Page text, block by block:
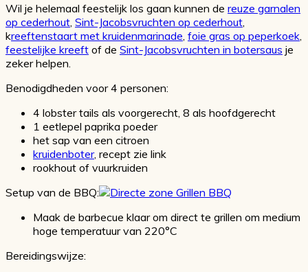
Wil je helemaal feestelijk los gaan kunnen de reuze garnalen
op cederhout Sint-Jacobsvruchten op cederhout
kreeftenstaart met kruidenmarinade foie gras op peperkoek
feestelijke kreeft of de Sint-Jacobsvruchten in botersaus je
zeker helpen.
Benodigdheden voor 4 personen:
4 lobster tails als voorgerecht, 8 als hoofdgerecht
1 eetlepel paprika poeder
het sap van een citroen
kruidenboter, recept zie link
rookhout of vuurkruiden
Setup van de BBQ:
Maak de barbecue klaar om direct te grillen om medium
hoge temperatuur van 220°C
Bereidingswijze: